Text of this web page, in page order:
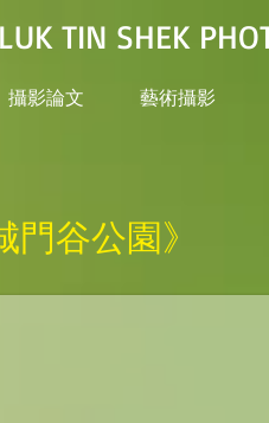
TIN SHEK
攝影論文 藝術攝影
谷公園》